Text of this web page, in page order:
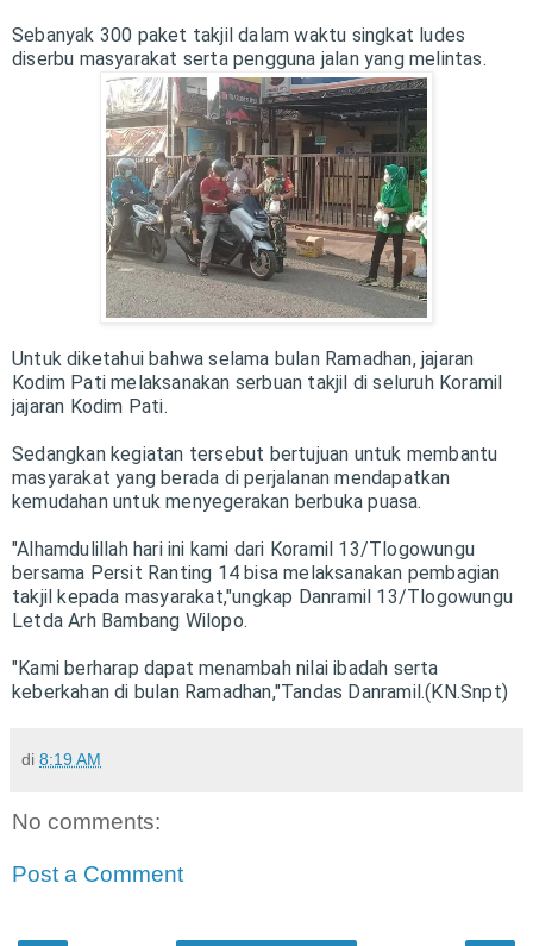
Sebanyak 300 paket takjil dalam waktu singkat ludes
diserbu masyarakat serta pengguna jalan yang melintas.
Untuk diketahui bahwa selama bulan Ramadhan, jajaran
Kodim Pati melaksanakan serbuan takjil di seluruh Koramil
jajaran Kodim Pati.
Sedangkan kegiatan tersebut bertujuan untuk membantu
masyarakat yang berada di perjalanan mendapatkan
kemudahan untuk menyegerakan berbuka puasa.
"Alhamdulillah hari ini kami dari Koramil 13/Tlogowungu
bersama Persit Ranting 14 bisa melaksanakan pembagian
takjil kepada masyarakat,"ungkap Danramil 13/Tlogowungu
Letda Arh Bambang Wilopo.
"Kami berharap dapat menambah nilai ibadah serta
keberkahan di bulan Ramadhan,"Tandas Danramil.(KN.Snpt)
di 8:19 AM
No comments:
Post a Comment